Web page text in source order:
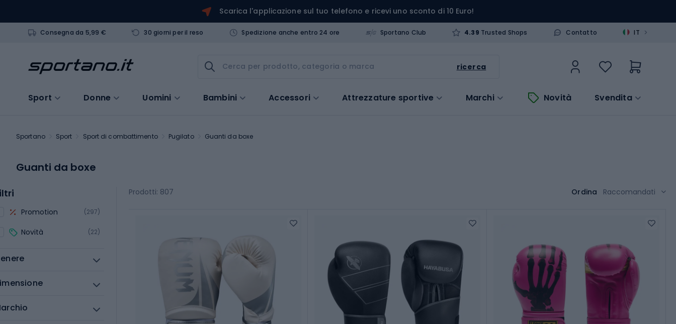
Scarica l'applicazione sul tuo telefono e ricevi uno sconto di 10 Euro!
Consegna da 5,99 € 30 giorni per il reso Spedizione anche entro 24 ore Sportano Club 4.39 Trusted Shops Contatto IT >
ricerca
Sport Donne Uomini Bambini Accessori Attrezzature sportive Marchi Novità Svendita
Sportano Sport Sport di combattimento Pugilato Guanti da boxe
Guanti da boxe
Promotion (297)
Novità (22)
Prodotti: 807 Ordina Raccomandati